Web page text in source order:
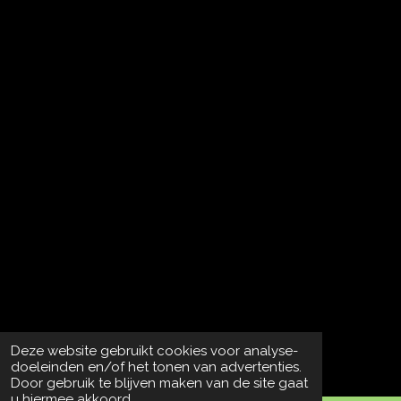
Deze website gebruikt cookies voor analyse-
doeleinden en/of het tonen van advertenties.
Door gebruik te blijven maken van de site gaat